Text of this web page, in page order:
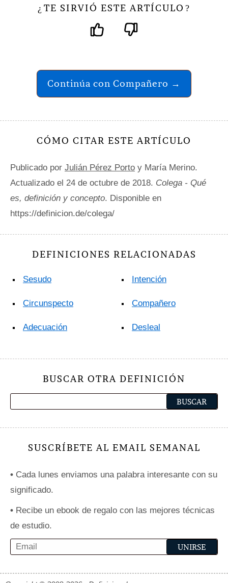
¿ TE SIRVIÓ ESTE ARTÍCULO ?
Continúa con Compañero →
CÓMO CITAR ESTE ARTÍCULO
Publicado por Julián Pérez Porto y María Merino.
Actualizado el 24 de octubre de 2018. Colega - Qué
es, definición y concepto. Disponible en
https://definicion.de/colega/
DEFINICIONES RELACIONADAS
Sesudo
Circunspecto
Adecuación
Intención
Compañero
Desleal
BUSCAR OTRA DEFINICIÓN
SUSCRÍBETE AL EMAIL SEMANAL
• Cada lunes enviamos una palabra interesante con su
significado.
• Recibe un ebook de regalo con las mejores técnicas
de estudio.